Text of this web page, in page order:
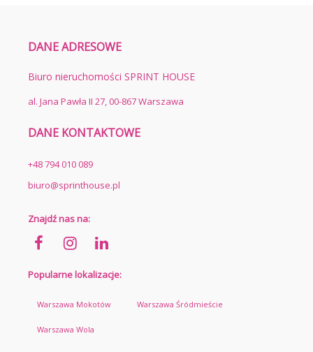
DANE ADRESOWE
Biuro nieruchomości SPRINT HOUSE
al. Jana Pawła II 27, 00-867 Warszawa
DANE KONTAKTOWE
+48 794 010 089
biuro@sprinthouse.pl
Znajdź nas na:
Popularne lokalizacje:
Warszawa Mokotów Warszawa Śródmieście
Warszawa Wola